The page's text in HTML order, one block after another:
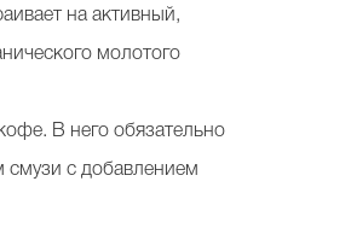
на активный,
молотого
В него обязательно
с добавлением